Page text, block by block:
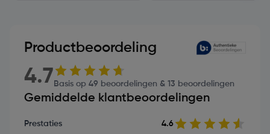
Productbeoordeling
4.7 Basis op 49 beoordelingen & 13 beoordelingen
Gemiddelde klantbeoordelingen
Prestaties 4.6